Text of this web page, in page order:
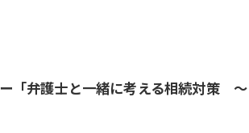
「弁護士と一緒に考える相続対策 ～